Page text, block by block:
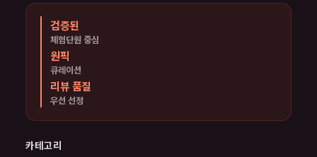
검증된
체험단원 중심
원픽
큐레이션
리뷰 품질
우선 선정
카테고리